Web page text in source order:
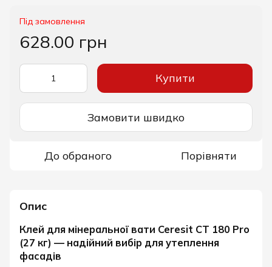
Під замовлення
628.00 грн
Купити
Замовити швидко
До обраного Порівняти
Опис
Клей для мінеральної вати Ceresit CT 180 Pro
(27 кг) — надійний вибір для утеплення
фасадів